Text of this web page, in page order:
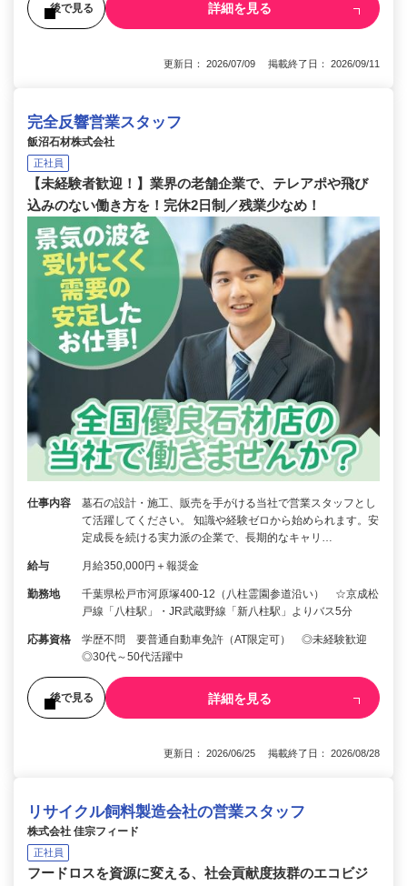
後で見る 詳細を見る
更新日： 2026/07/09 掲載終了日： 2026/09/11
完全反響営業スタッフ
飯沼石材株式会社
正社員
【未経験者歓迎！】業界の老舗企業で、テレアポや飛び
込みのない働き方を！完休2日制／残業少なめ！
仕事内容
墓石の設計・施工、販売を手がける当社で営業スタッフとし
て活躍してください。 知識や経験ゼロから始められます。安
定成長を続ける実力派の企業で、長期的なキャリ…
給与 月給350,000円＋報奨金
勤務地
千葉県松戸市河原塚400-12（八柱霊園参道沿い） ☆京成松
戸線「八柱駅」・JR武蔵野線「新八柱駅」よりバス5分
応募資格
学歴不問 要普通自動車免許（AT限定可） ◎未経験歓迎
◎30代～50代活躍中
後で見る 詳細を見る
更新日： 2026/06/25 掲載終了日： 2026/08/28
リサイクル飼料製造会社の営業スタッフ
株式会社 佳宗フィード
正社員
フードロスを資源に変える、社会貢献度抜群のエコビジ